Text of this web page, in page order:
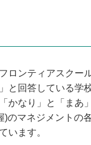
ロンティアスクー
と回答している学
かなり」と「まあ
)のマネジメントの
います。